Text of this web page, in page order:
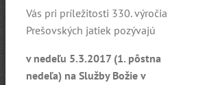
Vás pri príležitosti 330. výročia
Prešovských jatiek pozývajú
v nedeľu 5.3.2017 (1. pôstna
nedeľa) na Služby Božie v